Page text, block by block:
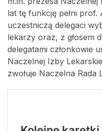
lat tę funkcję pełni prof.
uczestniczą delegaci
lekarzy oraz, z głosem
delegatami członkowie
Naczelnej Izby
zwołuje Naczelna